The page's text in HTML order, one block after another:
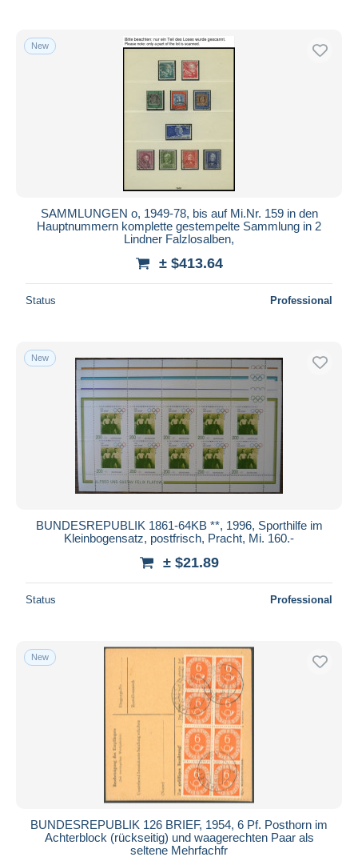
New
SAMMLUNGEN o, 1949-78, bis auf Mi.Nr. 159 in den
Hauptnummern komplette gestempelte Sammlung in 2
Lindner Falzlosalben,
± $413.64
Status Professional
New
BUNDESREPUBLIK 1861-64KB **, 1996, Sporthilfe im
Kleinbogensatz, postfrisch, Pracht, Mi. 160.-
± $21.89
Status Professional
New
BUNDESREPUBLIK 126 BRIEF, 1954, 6 Pf. Posthorn im
Achterblock (rückseitig) und waagerechten Paar als
seltene Mehrfachfr